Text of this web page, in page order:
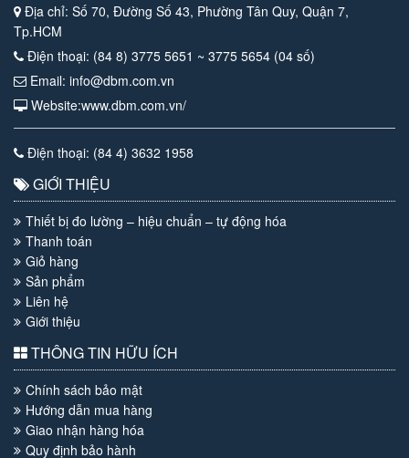
Địa chỉ: Số 70, Đường Số 43, Phường Tân Quy, Quận 7,
Tp.HCM
Điện thoại: (84 8) 3775 5651 ~ 3775 5654 (04 số)
Email: info@dbm.com.vn
Website:www.dbm.com.vn/
Điện thoại: (84 4) 3632 1958
GIỚI THIỆU
Thiết bị đo lường – hiệu chuẩn – tự động hóa
Thanh toán
Giỏ hàng
Sản phẩm
Liên hệ
Giới thiệu
THÔNG TIN HỮU ÍCH
Chính sách bảo mật
Hướng dẫn mua hàng
Giao nhận hàng hóa
Quy định bảo hành